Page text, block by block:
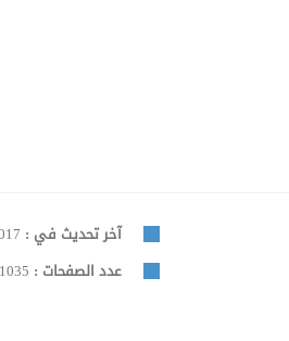
آخر تحديث في :
عدد الصفحات :